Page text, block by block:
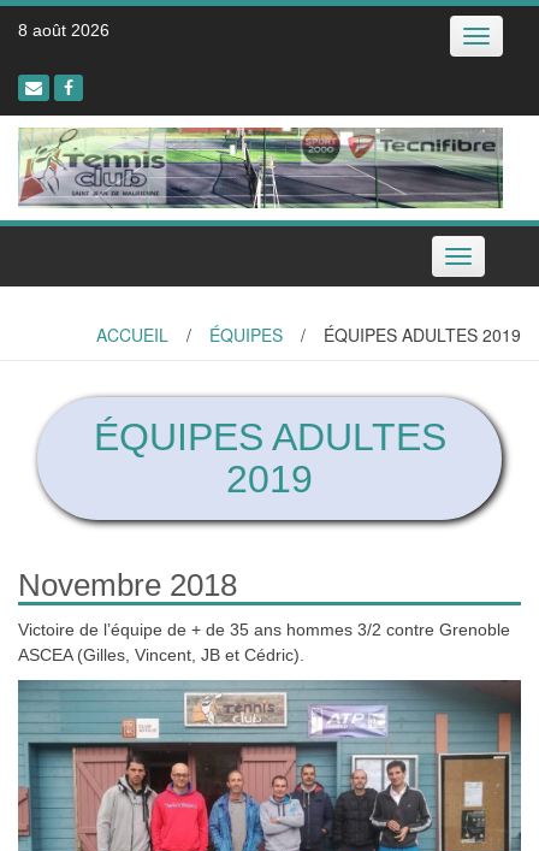
Skip
8 août 2026 Toggle
Toggle
navigation
ACCUEIL / ÉQUIPES / ÉQUIPES ADULTES 2019
ÉQUIPES ADULTES
2019
Novembre 2018
Victoire de l’équipe de + de 35 ans hommes 3/2 contre Grenoble
ASCEA (Gilles, Vincent, JB et Cédric).